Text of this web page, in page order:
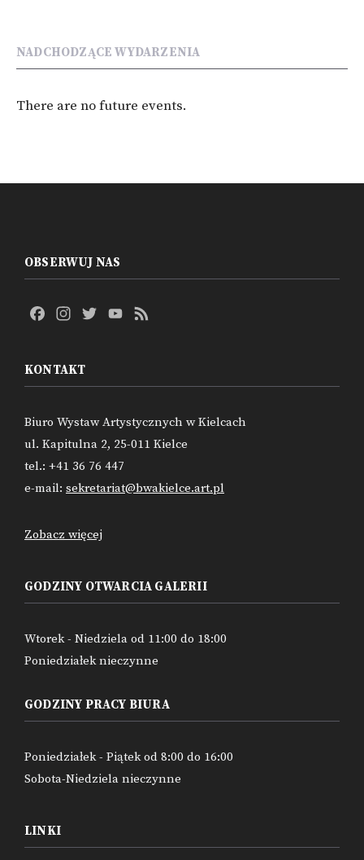
NADCHODZĄCE WYDARZENIA
There are no future events.
OBSERWUJ NAS
FacebookInstagram
TwitterYouTube
KONTAKT
Biuro Wystaw Artystycznych w Kielcach
ul. Kapitulna 2, 25-011 Kielce
tel.: +41 36 76 447
e-mail: sekretariat@bwakielce.art.pl
Zobacz więcej
GODZINY OTWARCIA GALERII
Wtorek - Niedziela od 11:00 do 18:00
Poniedziałek nieczynne
GODZINY PRACY BIURA
Poniedziałek - Piątek od 8:00 do 16:00
Sobota-Niedziela nieczynne
LINKI